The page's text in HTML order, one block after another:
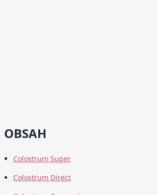
OBSAH
Colostrum Super
Colostrum Direct